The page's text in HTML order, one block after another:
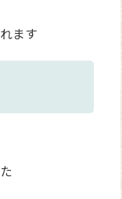
ます